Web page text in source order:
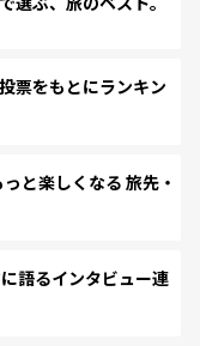
票をもとにランキン
と楽しくなる 旅先・
語るインタビュー連